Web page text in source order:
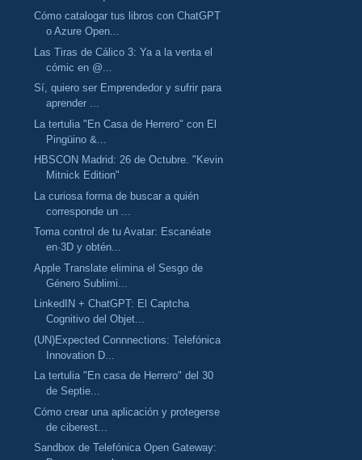
Cómo catalogar tus libros con ChatGPT
o Azure Open...
Las Tiras de Cálico 3: Ya a la venta el
cómic en @...
Sí, quiero ser Emprendedor y sufrir para
aprender ...
La tertulia "En Casa de Herrero" con El
Pingüino &...
HBSCON Madrid: 26 de Octubre. "Kevin
Mitnick Edition"
La curiosa forma de buscar a quién
corresponde un ...
Toma control de tu Avatar: Escanéate
en·3D y obtén...
Apple Translate elimina el Sesgo de
Género Sublimi...
LinkedIN + ChatGPT: El Captcha
Cognitivo del Objet...
(UN)Expected Connnections: Telefónica
Innovation D...
La tertulia "En casa de Herrero" del 30
de Septie...
Cómo crear una aplicación y protegerse
de ciberest...
Sandbox de Telefónica Open Gateway: